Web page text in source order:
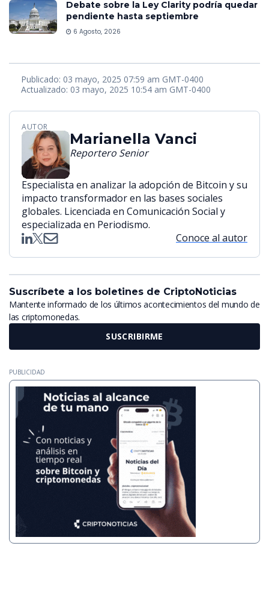
Debate sobre la Ley Clarity podría quedar
pendiente hasta septiembre
6 Agosto, 2026
Publicado: 03 mayo, 2025 07:59 am GMT-0400
Actualizado: 03 mayo, 2025 10:54 am GMT-0400
AUTOR
Marianella Vanci
Reportero Senior
Especialista en analizar la adopción de Bitcoin y su
impacto transformador en las bases sociales
globales. Licenciada en Comunicación Social y
especializada en Periodismo.
Conoce al autor
Suscríbete a los boletines de CriptoNoticias
Mantente informado de los últimos acontecimientos del mundo de
las criptomonedas.
SUSCRIBIRME
PUBLICIDAD